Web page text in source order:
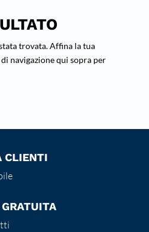
trovata. Affina la tua
navigazione qui sopra per
CLIENTI